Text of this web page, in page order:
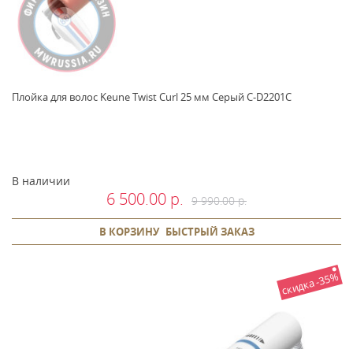
Плойка для волос Keune Twist Curl 25 мм Серый C-D2201C
В наличии
6 500.00 р. 9 990.00 р.
В КОРЗИНУ БЫСТРЫЙ ЗАКАЗ
скидка -35%